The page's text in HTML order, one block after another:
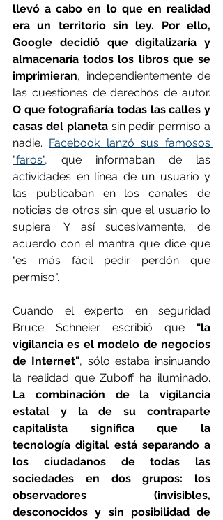
llevó a cabo en lo que en realidad
era un territorio sin ley. Por ello,
Google decidió que digitalizaría y
almacenaría todos los libros que se
imprimieran, independientemente de
O que fotografiaría todas las calles y
casas del planeta sin pedir permiso a
nadie. Facebook lanzó sus famosos
"faros", que informaban de las
actividades en línea de un usuario y
las publicaban en los canales de
noticias de otros sin que el usuario lo
supiera. Y así sucesivamente, de
acuerdo con el mantra que dice que
"es más fácil pedir perdón que
permiso".
Cuando el experto en seguridad
Bruce Schneier escribió que "la
vigilancia es el modelo de negocios
de Internet", sólo estaba insinuando
La combinación de la vigilancia
estatal y la de su contraparte
capitalista significa que la
tecnología digital está separando a
los ciudadanos de todas las
sociedades en dos grupos: los
observadores (invisibles,
desconocidos y sin posibilidad de